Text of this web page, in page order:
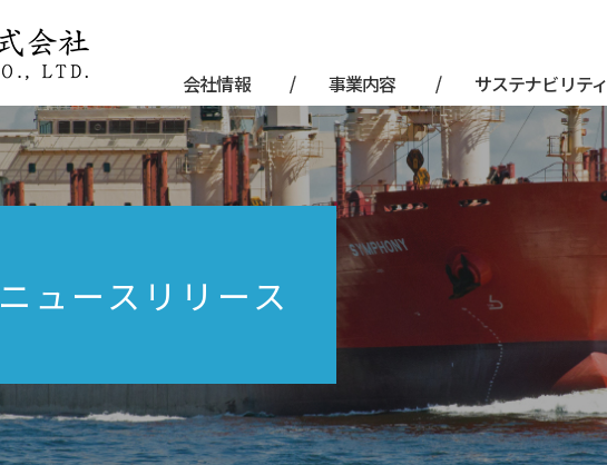
会社情報 事業内容 サステナビリティ
ニュースリリース